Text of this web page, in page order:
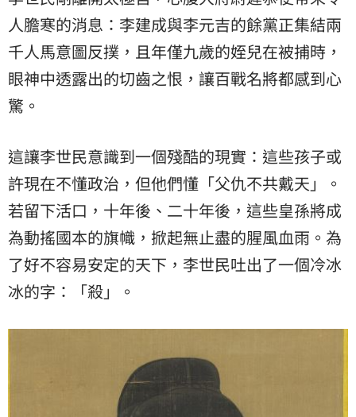
人膽寒的消息：李建成與李元吉的餘黨正集結兩
千人馬意圖反撲，且年僅九歲的姪兒在被捕時，
眼神中透露出的切齒之恨，讓百戰名將都感到心
驚。
這讓李世民意識到一個殘酷的現實：這些孩子或
許現在不懂政治，但他們懂「父仇不共戴天」。
若留下活口，十年後、二十年後，這些皇孫將成
為動搖國本的旗幟，掀起無止盡的腥風血雨。為
了好不容易安定的天下，李世民吐出了一個冷冰
冰的字：「殺」。